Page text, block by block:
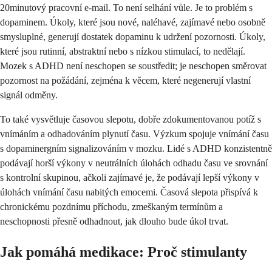
20minutový pracovní e-mail. To není selhání vůle. Je to problém s
dopaminem. Úkoly, které jsou nové, naléhavé, zajímavé nebo osobně
smysluplné, generují dostatek dopaminu k udržení pozornosti. Úkoly,
které jsou rutinní, abstraktní nebo s nízkou stimulací, to nedělají.
Mozek s ADHD není neschopen se soustředit; je neschopen směrovat
pozornost na požádání, zejména k věcem, které negenerují vlastní
signál odměny.
To také vysvětluje časovou slepotu, dobře zdokumentovanou potíž s
vnímáním a odhadováním plynutí času. Výzkum spojuje vnímání času
s dopaminergním signalizováním v mozku. Lidé s ADHD konzistentně
podávají horší výkony v neutrálních úlohách odhadu času ve srovnání
s kontrolní skupinou, ačkoli zajímavé je, že podávají lepší výkony v
úlohách vnímání času nabitých emocemi. Časová slepota přispívá k
chronickému pozdnímu příchodu, zmeškaným termínům a
neschopnosti přesně odhadnout, jak dlouho bude úkol trvat.
Jak pomáhá medikace: Proč stimulanty